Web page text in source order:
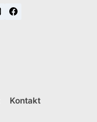
Kontakt